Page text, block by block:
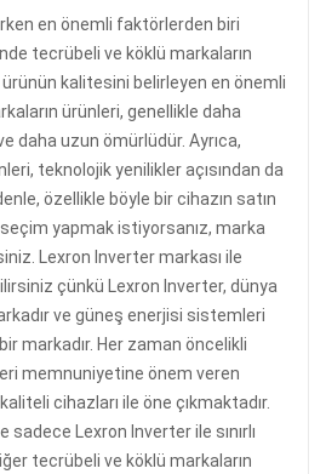
en önemli faktörlerden biri
tecrübeli ve köklü markaların
kalitesini belirleyen en önemli
ürünleri, genellikle daha
daha uzun ömürlüdür. Ayrıca,
teknolojik yenilikler açısından da
özellikle böyle bir cihazın satın
seçim yapmak istiyorsanız, marka
Lexron Inverter markası ile
çünkü Lexron Inverter, dünya
ve güneş enerjisi sistemleri
markadır. Her zaman öncelikli
memnuniyetine önem veren
cihazları ile öne çıkmaktadır.
Lexron Inverter ile sınırlı
tecrübeli ve köklü markaların